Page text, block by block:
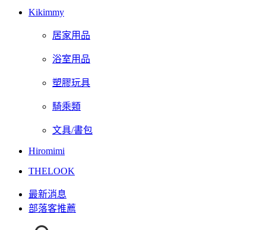
Kikimmy
居家用品
浴室用品
塑膠玩具
騎乘類
文具/書包
Hiromimi
THELOOK
最新消息
部落客推薦